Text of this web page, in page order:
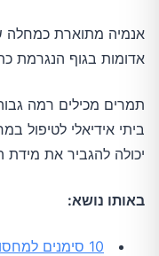
אנמיה מתוארת כמחלה
אדומות בגוף הנגרמת
תמרים מכילים רמה
ביתי אידיאלי לטיפול
יכולה להגביר את מידת
באותו נושא:
10 סימנים למחסור בברזל